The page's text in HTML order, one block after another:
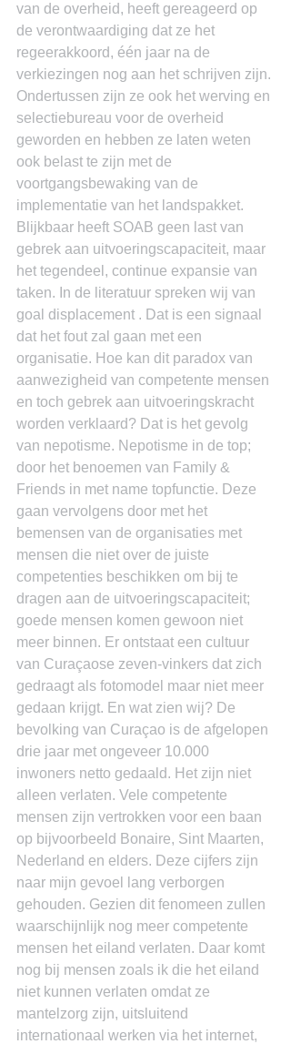
van de overheid, heeft gereageerd op
de verontwaardiging dat ze het
regeerakkoord, één jaar na de
verkiezingen nog aan het schrijven zijn.
Ondertussen zijn ze ook het werving en
selectiebureau voor de overheid
geworden en hebben ze laten weten
ook belast te zijn met de
voortgangsbewaking van de
implementatie van het landspakket.
Blijkbaar heeft SOAB geen last van
gebrek aan uitvoeringscapaciteit, maar
het tegendeel, continue expansie van
taken. In de literatuur spreken wij van
goal displacement . Dat is een signaal
dat het fout zal gaan met een
organisatie. Hoe kan dit paradox van
aanwezigheid van competente mensen
en toch gebrek aan uitvoeringskracht
worden verklaard? Dat is het gevolg
van nepotisme. Nepotisme in de top;
door het benoemen van Family &
Friends in met name topfunctie. Deze
gaan vervolgens door met het
bemensen van de organisaties met
mensen die niet over de juiste
competenties beschikken om bij te
dragen aan de uitvoeringscapaciteit;
goede mensen komen gewoon niet
meer binnen. Er ontstaat een cultuur
van Curaçaose zeven-vinkers dat zich
gedraagt als fotomodel maar niet meer
gedaan krijgt. En wat zien wij? De
bevolking van Curaçao is de afgelopen
drie jaar met ongeveer 10.000
inwoners netto gedaald. Het zijn niet
alleen verlaten. Vele competente
mensen zijn vertrokken voor een baan
op bijvoorbeeld Bonaire, Sint Maarten,
Nederland en elders. Deze cijfers zijn
naar mijn gevoel lang verborgen
gehouden. Gezien dit fenomeen zullen
waarschijnlijk nog meer competente
mensen het eiland verlaten. Daar komt
nog bij mensen zoals ik die het eiland
niet kunnen verlaten omdat ze
mantelzorg zijn, uitsluitend
internationaal werken via het internet,